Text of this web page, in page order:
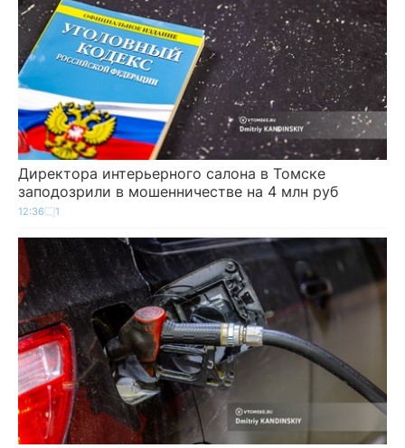
Директора интерьерного салона в Томске
заподозрили в мошенничестве на 4 млн руб
12:36 1